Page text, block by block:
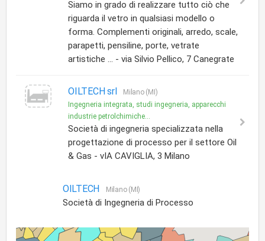
Siamo in grado di realizzare tutto ciò che
riguarda il vetro in qualsiasi modello o
forma. Complementi originali, arredo, scale,
parapetti, pensiline, porte, vetrate
artistiche ... - via Silvio Pellico, 7 Canegrate
OILTECH srl
Milano (MI)
Ingegneria integrata, studi ingegneria, apparecchi
industrie petrolchimiche...
Società di ingegneria specializzata nella
progettazione di processo per il settore Oil
& Gas - vIA CAVIGLIA, 3 Milano
OILTECH Milano (MI)
Società di Ingegneria di Processo